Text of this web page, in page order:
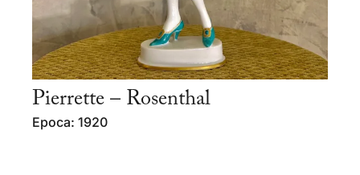
Pierrette – Rosenthal
Epoca: 1920